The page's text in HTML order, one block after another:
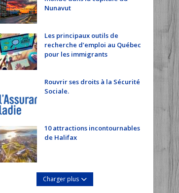
Nunavut
Les principaux outils de
recherche d’emploi au Québec
pour les immigrants
Rouvrir ses droits à la Sécurité
Sociale.
10 attractions incontournables
de Halifax
Charger plus